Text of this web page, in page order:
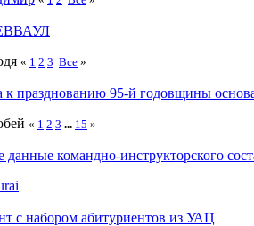
« 1 2 3 Все »
к празднованию 95-й годовщины
« 1 2 3 ... 15 »
данные командно-инструкторского
с набором абитуриентов из УАЦ